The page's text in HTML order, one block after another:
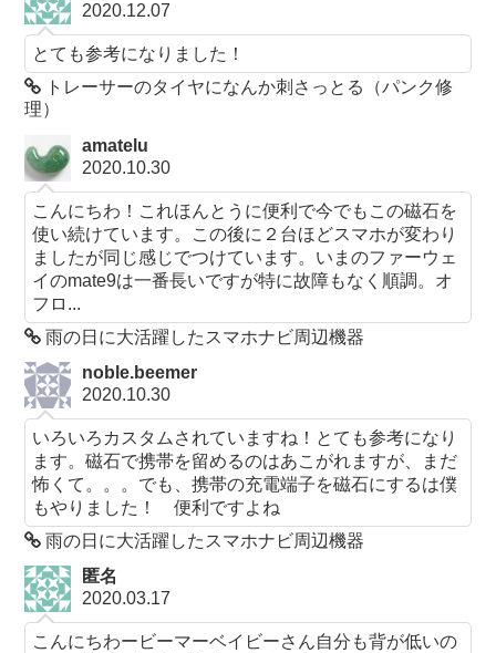
2020.12.07
とても参考になりました！
トレーサーのタイヤになんか刺さっとる（パンク修
理）
amatelu
2020.10.30
こんにちわ！これほんとうに便利で今でもこの磁石を
使い続けています。この後に２台ほどスマホが変わり
ましたが同じ感じでつけています。いまのファーウェ
イのmate9は一番長いですが特に故障もなく順調。オ
フロ...
雨の日に大活躍したスマホナビ周辺機器
noble.beemer
2020.10.30
いろいろカスタムされていますね！とても参考になり
ます。磁石で携帯を留めるのはあこがれますが、まだ
怖くて。。。でも、携帯の充電端子を磁石にするは僕
もやりました！ 便利ですよね
雨の日に大活躍したスマホナビ周辺機器
匿名
2020.03.17
こんにちわービーマーベイビーさん自分も背が低いの